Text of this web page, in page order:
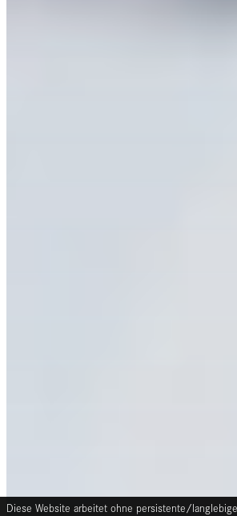
Diese Website arbeitet ohne persistente/